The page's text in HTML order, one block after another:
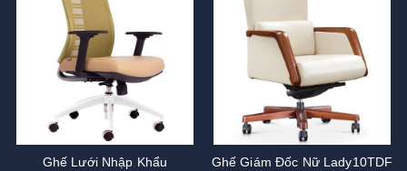
Ghế Lưới Nhập Khẩu
Ghế Giám Đốc Nữ Lady10TDF